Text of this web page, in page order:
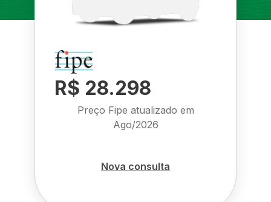
R$ 28.298
Preço Fipe atualizado em
Ago/2026
Nova consulta